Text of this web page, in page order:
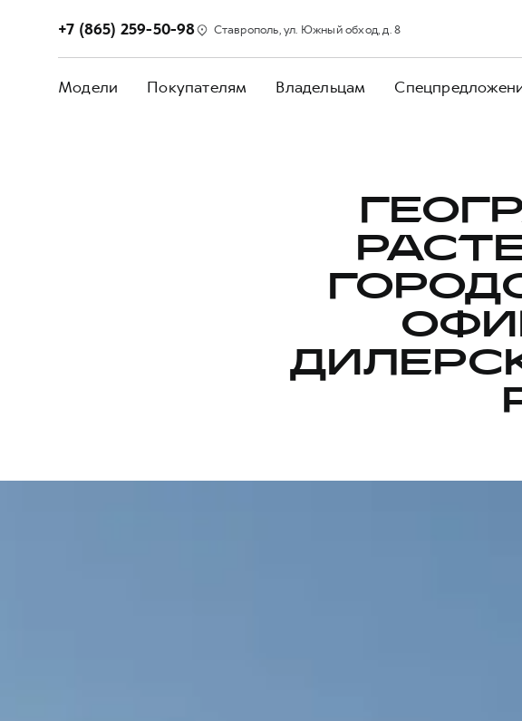
+7 (865) 259-50-98 Ставрополь, ул. Южный обход, д. 8
Модели Покупателям Владельцам